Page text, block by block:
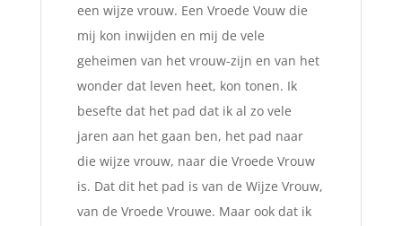
een wijze vrouw. Een Vroede Vouw die
mij kon inwijden en mij de vele
geheimen van het vrouw-zijn en van het
wonder dat leven heet, kon tonen. Ik
besefte dat het pad dat ik al zo vele
jaren aan het gaan ben, het pad naar
die wijze vrouw, naar die Vroede Vrouw
is. Dat dit het pad is van de Wijze Vrouw,
van de Vroede Vrouwe. Maar ook dat ik